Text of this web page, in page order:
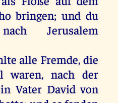
bringen;und du
nach
Jerusalem
alle Fremde,die
waren,nach der
Vater David von